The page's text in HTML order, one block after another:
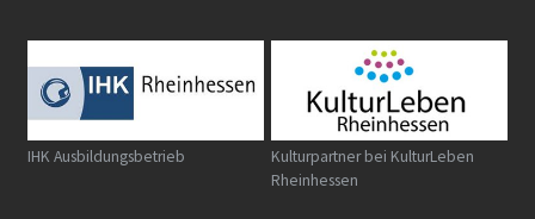
IHK Ausbildungsbetrieb
Kulturpartner bei KulturLeben
Rheinhessen